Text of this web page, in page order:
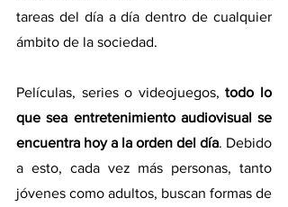
tareas del día a día dentro de cualquier
ámbito de la sociedad.
Películas, series o videojuegos, todo lo
que sea entretenimiento audiovisual se
encuentra hoy a la orden del día. Debido
a esto, cada vez más personas, tanto
jóvenes como adultos, buscan formas de